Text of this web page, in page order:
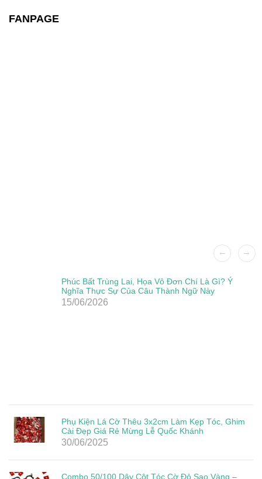
FANPAGE
Phúc Bất Trùng Lai, Họa Vô Đơn Chí Là Gì? Ý
Nghĩa Thực Sự Của Câu Thành Ngữ Này
15/06/2026
Phụ Kiện Lá Cờ Thêu 3x2cm Làm Kẹp Tóc, Ghim
Cài Đẹp Giá Rẻ Mừng Lễ Quốc Khánh
30/06/2025
Combo 50/100 Dây Cột Tóc Cờ Đỏ Sao Vàng –